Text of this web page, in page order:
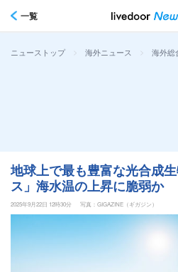
一覧
ニューストップ > 海外ニュース > 海外総
地球上で最も豊富な光合成
ス」海水温の上昇に脆弱か
2025年9月22日 12時30分 写真：GIGAZINE（ギガジン）